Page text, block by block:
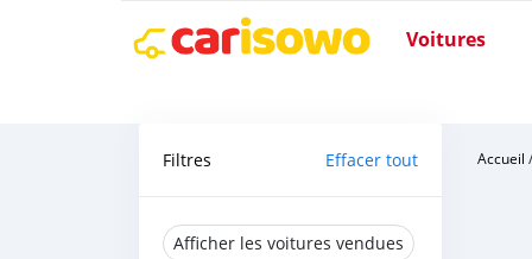
Voitures
Filtres Effacer tout
Afficher les voitures vendues
Accueil